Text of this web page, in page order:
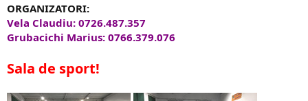
ORGANIZATORI:
Vela Claudiu: 0726.487.357
Grubacichi Marius: 0766.379.076
Sala de sport!